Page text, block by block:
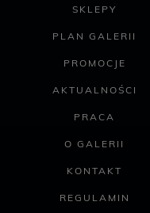
SKLEPY
PLAN GALERII
PROMOCJE
AKTUALNOŚCI
PRACA
O GALERII
KONTAKT
REGULAMIN